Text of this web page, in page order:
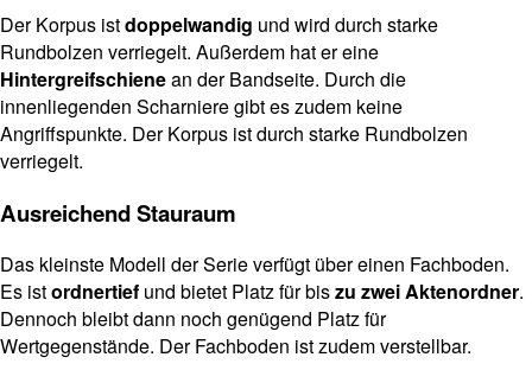
Der Korpus istdoppelwandig und wird durch starke
Rundbolzen verriegelt. Außerdem hat er eine
Hintergreifschienean der Bandseite. Durch die
innenliegenden Scharniere gibt es zudem keine
Angriffspunkte. Der Korpus ist durch starke Rundbolzen
verriegelt.
Ausreichend Stauraum
Das kleinste Modell der Serie verfügt über einen Fachboden.
Es istordnertief und bietet Platz für biszu zwei Aktenordner.
Dennoch bleibt dann noch genügend Platz für
Wertgegenstände. Der Fachboden ist zudem verstellbar.